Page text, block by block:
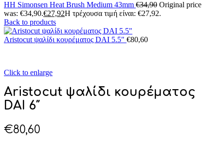
HH Simonsen Heat Brush Medium 43mm €34,90 Original price
was: €34,90.€27,92Η τρέχουσα τιμή είναι: €27,92.
Back to products
Aristocut ψαλίδι κουρέματος DAI 5.5" €80,60
Click to enlarge
Aristocut ψαλίδι κουρέματος
DAI 6″
€80,60